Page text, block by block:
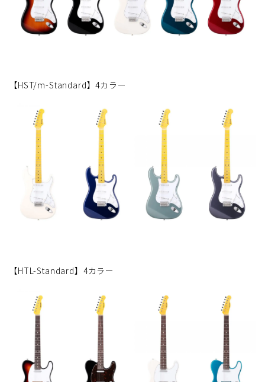
【HST/m-Standard】4カラー
【HTL-Standard】4カラー